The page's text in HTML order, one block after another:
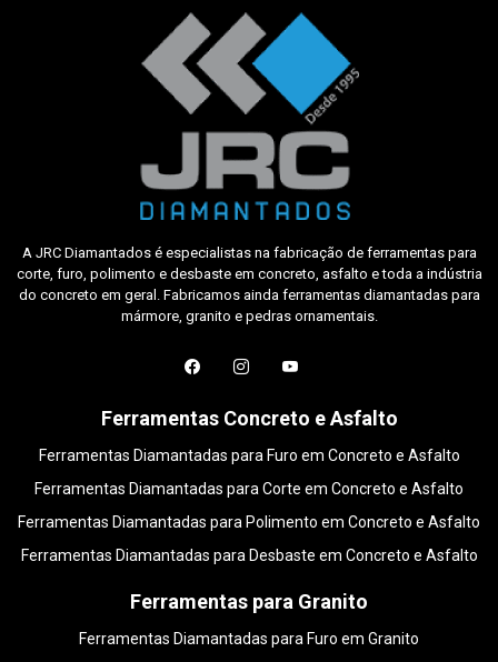
A JRC Diamantados é especialistas na fabricação de ferramentas para
corte, furo, polimento e desbaste em concreto, asfalto e toda a indústria
do concreto em geral. Fabricamos ainda ferramentas diamantadas para
mármore, granito e pedras ornamentais.
Ferramentas Concreto e Asfalto
Ferramentas Diamantadas para Furo em Concreto e Asfalto
Ferramentas Diamantadas para Corte em Concreto e Asfalto
Ferramentas Diamantadas para Polimento em Concreto e Asfalto
Ferramentas Diamantadas para Desbaste em Concreto e Asfalto
Ferramentas para Granito
Ferramentas Diamantadas para Furo em Granito